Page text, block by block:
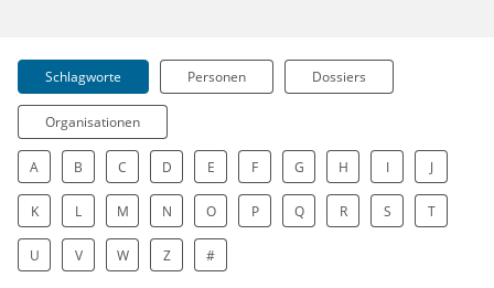
Schlagworte Personen Dossiers
Organisationen
A B C D E F G H I J
K L M N O P Q R S T
U V W Z #